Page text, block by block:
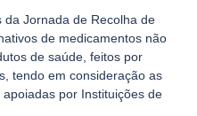
Jornada de Recolha de
de medicamentos não
de saúde, feitos por
tendo em consideração as
por Instituições de